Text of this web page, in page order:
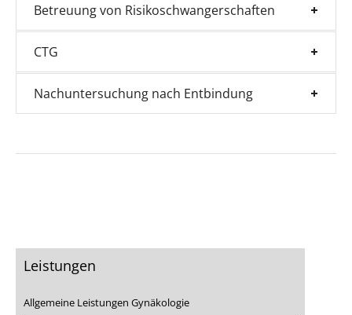
Betreuung von Risikoschwangerschaften
CTG
Nachuntersuchung nach Entbindung
Leistungen
Allgemeine Leistungen Gynäkologie